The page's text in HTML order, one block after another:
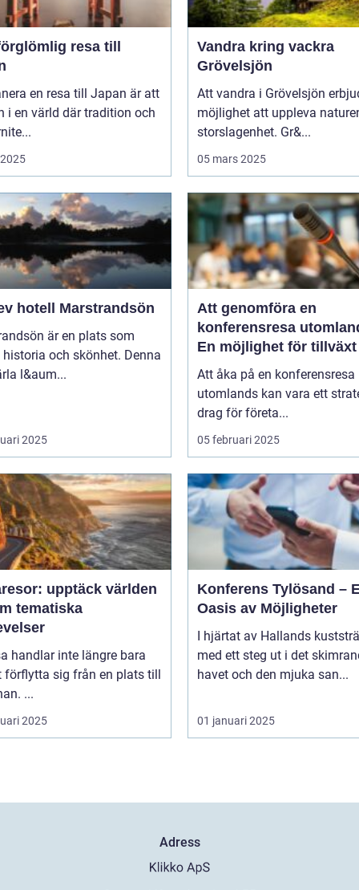
resa till
en resa till Japan är att
i en värld där tradition och
Vandra kring vackra
Grövelsjön
Att vandra i Grövelsjön
möjlighet att uppleva
storslagenhet. Gr&...
05 mars 2025
hotell Marstrandsön
är en plats som
och skönhet. Denna
l&aum...
2025
Att genomföra en
konferensresa
En möjlighet för
samarbete
Att åka på en konferensresa
utomlands kan vara ett
drag för företa...
05 februari 2025
upptäck världen
tematiska
handlar inte längre bara
förflytta sig från en plats till
...
2025
Konferens Tylösand –
Oasis av Möjligheter
I hjärtat av Hallands
med ett steg ut i det
havet och den mjuka san...
01 januari 2025
Adress